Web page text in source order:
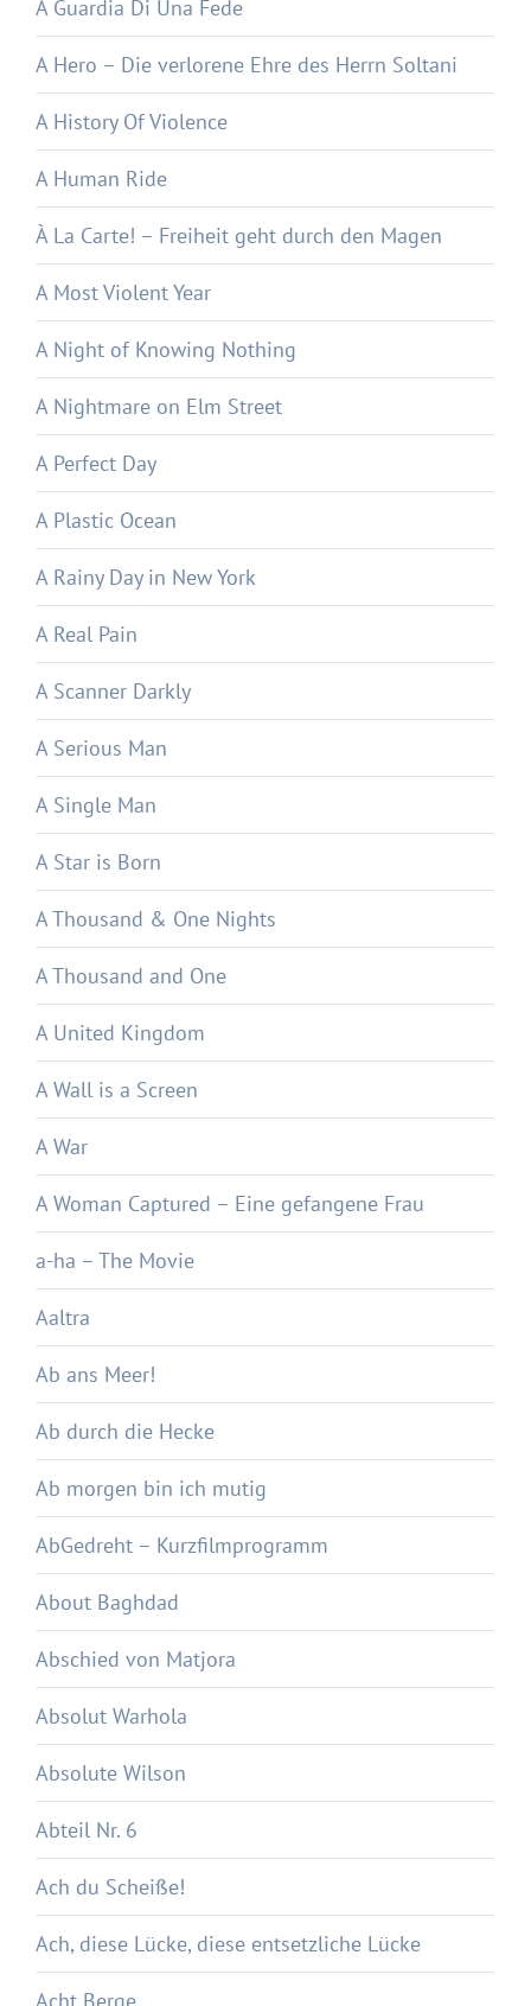
A Guardia Di Una Fede
A Hero – Die verlorene Ehre des Herrn Soltani
A History Of Violence
A Human Ride
À La Carte! – Freiheit geht durch den Magen
A Most Violent Year
A Night of Knowing Nothing
A Nightmare on Elm Street
A Perfect Day
A Plastic Ocean
A Rainy Day in New York
A Real Pain
A Scanner Darkly
A Serious Man
A Single Man
A Star is Born
A Thousand & One Nights
A Thousand and One
A United Kingdom
A Wall is a Screen
A War
A Woman Captured – Eine gefangene Frau
a-ha – The Movie
Aaltra
Ab ans Meer!
Ab durch die Hecke
Ab morgen bin ich mutig
AbGedreht – Kurzfilmprogramm
About Baghdad
Abschied von Matjora
Absolut Warhola
Absolute Wilson
Abteil Nr. 6
Ach du Scheiße!
Ach, diese Lücke, diese entsetzliche Lücke